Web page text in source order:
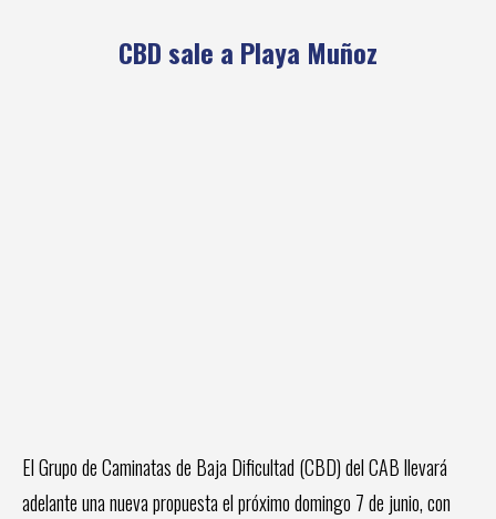
CBD sale a Playa Muñoz
El Grupo de Caminatas de Baja Dificultad (CBD) del CAB llevará
adelante una nueva propuesta el próximo domingo 7 de junio, con